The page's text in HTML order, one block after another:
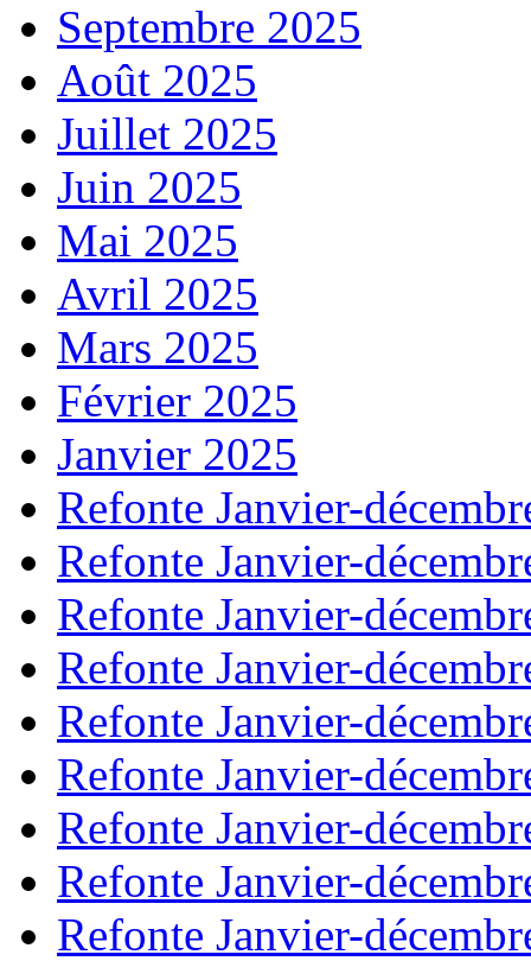
Septembre 2025
Août 2025
Juillet 2025
Juin 2025
Mai 2025
Avril 2025
Mars 2025
Février 2025
Janvier 2025
Refonte Janvier-
Refonte Janvier-
Refonte Janvier-
Refonte Janvier-
Refonte Janvier-
Refonte Janvier-
Refonte Janvier-
Refonte Janvier-
Refonte Janvier-